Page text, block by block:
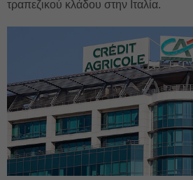
τραπεζικού κλάδου στην Ιταλία.